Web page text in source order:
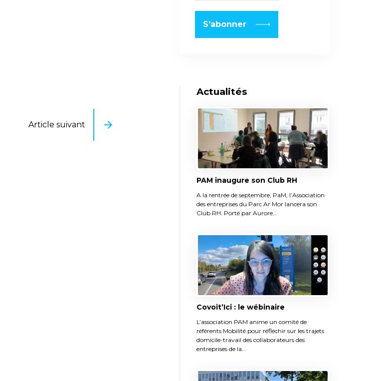
Article suivant
Actualités
PAM inaugure son Club RH
A la rentrée de septembre, PaM, l’Association
des entreprises du Parc Ar Mor lancera son
Club RH. Porté par Aurore…
Covoit’Ici : le wébinaire
L’association PAM anime un comité de
référents Mobilité pour réfléchir sur les trajets
domicile-travail des collaborateurs des
entreprises de la…